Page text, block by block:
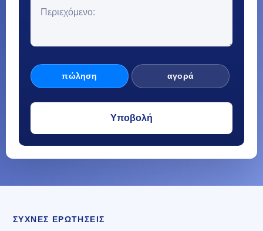
πώληση αγορά
ΣΥΧΝΈΣ ΕΡΩΤΉΣΕΙΣ